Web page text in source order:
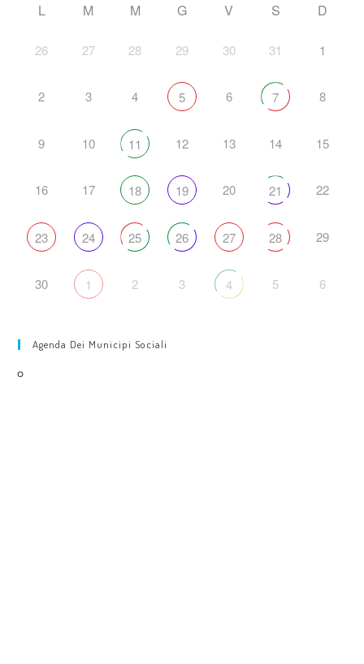
L M M G V S D
26 27 28 29 30 31 1
2 3 4 5 6 7 8
9 10 11 12 13 14 15
16 17 18 19 20 21 22
23 24 25 26 27 28 29
30 1 2 3 4 5 6
Agenda Dei Municipi Sociali